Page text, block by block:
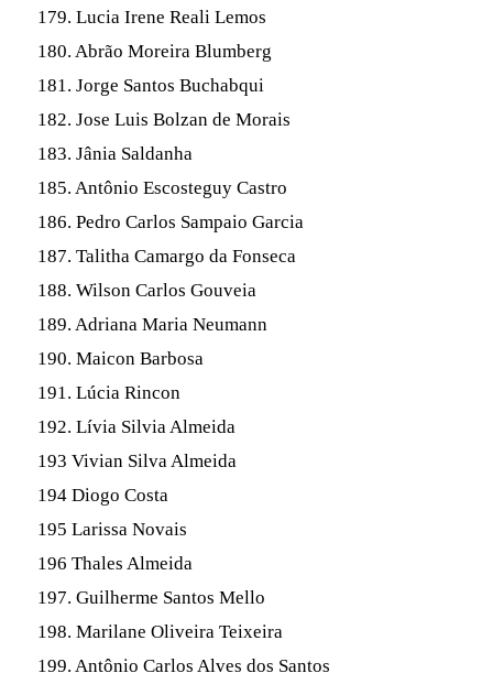
179. Lucia Irene Reali Lemos
180. Abrão Moreira Blumberg
181. Jorge Santos Buchabqui
182. Jose Luis Bolzan de Morais
183. Jânia Saldanha
185. Antônio Escosteguy Castro
186. Pedro Carlos Sampaio Garcia
187. Talitha Camargo da Fonseca
188. Wilson Carlos Gouveia
189. Adriana Maria Neumann
190. Maicon Barbosa
191. Lúcia Rincon
192. Lívia Silvia Almeida
193 Vivian Silva Almeida
194 Diogo Costa
195 Larissa Novais
196 Thales Almeida
197. Guilherme Santos Mello
198. Marilane Oliveira Teixeira
199. Antônio Carlos Alves dos Santos